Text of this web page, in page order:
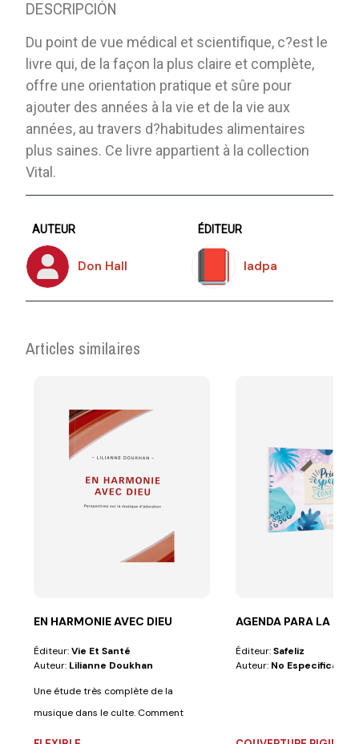
DESCRIPCIÓN
Du point de vue médical et scientifique, c?est le
livre qui, de la façon la plus claire et complète,
offre une orientation pratique et sûre pour
ajouter des années à la vie et de la vie aux
années, au travers d?habitudes alimentaires
plus saines. Ce livre appartient à la collection
Vital.
AUTEUR
Don Hall
ÉDITEUR
Iadpa
Articles similaires
EN HARMONIE AVEC DIEU
Éditeur:Vie Et Santé
Auteur: Lilianne Doukhan
Une étude très complète de la
musique dans le culte. Comment
AGENDA PARA LA
Éditeur:Safeliz
Auteur: No Especificado